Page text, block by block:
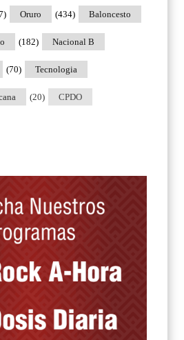
Oruro Baloncesto
(434)
Nacional B
(182)
Tecnologia
(70)
CPDO
(20)